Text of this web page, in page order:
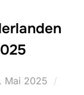
Mai 2025